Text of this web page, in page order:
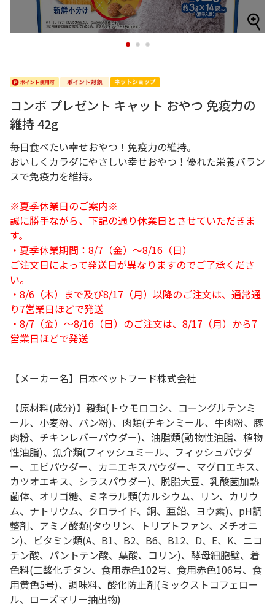
1 2 3
コンボ プレゼント キャット おやつ 免疫力の
維持 42g
毎日食べたい幸せおやつ！免疫力の維持。
おいしくカラダにやさしい幸せおやつ！優れた栄養バラン
スで免疫力を維持。
※夏季休業日のご案内※
誠に勝手ながら、下記の通り休業日とさせていただきま
す。
・夏季休業期間：8/7（金）～8/16（日）
ご注文日によって発送日が異なりますのでご了承くださ
い。
・8/6（木）まで及び8/17（月）以降のご注文は、通常通
り7営業日ほどで発送
・8/7（金）～8/16（日）のご注文は、8/17（月）から7
営業日ほどで発送
【メーカー名】日本ペットフード株式会社
【原材料(成分)】穀類(トウモロコシ、コーングルテンミ
ール、小麦粉、パン粉)、肉類(チキンミール、牛肉粉、豚
肉粉、チキンレバーパウダー)、油脂類(動物性油脂、植物
性油脂)、魚介類(フィッシュミール、フィッシュパウダ
ー、エビパウダー、カニエキスパウダー、マグロエキス、
カツオエキス、シラスパウダー)、脱脂大豆、乳酸菌加熱
菌体、オリゴ糖、ミネラル類(カルシウム、リン、カリウ
ム、ナトリウム、クロライド、銅、亜鉛、ヨウ素)、pH調
整剤、アミノ酸類(タウリン、トリプトファン、メチオニ
ン)、ビタミン類(A、B1、B2、B6、B12、D、E、K、ニコ
チン酸、パントテン酸、葉酸、コリン)、酵母細胞壁、着
色料(二酸化チタン、食用赤色102号、食用赤色106号、食
用黄色5号)、調味料、酸化防止剤(ミックストコフェロー
ル、ローズマリー抽出物)